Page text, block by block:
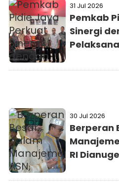
31 Jul 2026
Pemkab
Sinergi
30 Jul 2026
Berperan
RI